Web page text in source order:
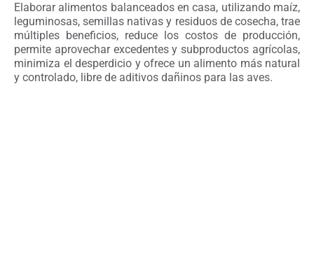
Elaborar alimentos balanceados en casa, utilizando maíz,
leguminosas, semillas nativas y residuos de cosecha, trae
múltiples beneficios, reduce los costos de producción,
permite aprovechar excedentes y subproductos agrícolas,
minimiza el desperdicio y ofrece un alimento más natural
y controlado, libre de aditivos dañinos para las aves.